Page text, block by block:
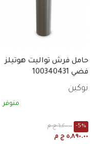
حامل فرش تواليت هوتيلز
فضي 100340431
نوكين
متوفر
٦,٢٠٠.٠٠ ج م -5%
٥,٨٩٠.٠٠ ج م